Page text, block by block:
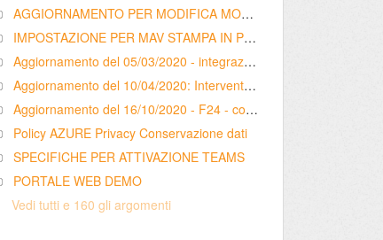
AGGIORNAMENTO PER MODIFICA MODELLO RIEPILOGO SCADENZA RATE CON PRATICHE LEGALI - LIBERATORIA
IMPOSTAZIONE PER MAV STAMPA IN PROPRIO
Aggiornamento del 05/03/2020 - integrazione configurazione dati intermediario per pagamento F24 tramite Entratel
Aggiornamento del 10/04/2020: Interventi – registrazione mail ricevute nella sezione comunicazioni (scheda intervento)
Aggiornamento del 16/10/2020 - F24 - cod. tributo 1628 - utilizzo versamenti in eccesso
Policy AZURE Privacy Conservazione dati
SPECIFICHE PER ATTIVAZIONE TEAMS
PORTALE WEB DEMO
Vedi tutti e 160 gli argomenti